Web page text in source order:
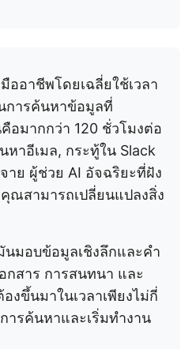
มืออาชีพโดยเฉลี่ยใช้เวลา
การค้นหาข้อมูลที่
อมากกว่า 120 ชั่วโมงต่อ
าอีเมล, กระทู้ใน Slack
าย ผู้ช่วย AI อัจฉริยะที่ฝัง
ณสามารถเปลี่ยนแปลงสิ่ง
นมอบข้อมูลเชิงลึกและคำ
กสาร การสนทนา และ
งขึ้นมาในเวลาเพียงไม่กี่
รค้นหาและเริ่มทำงาน